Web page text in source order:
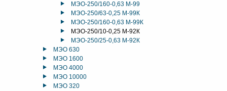
МЭО-250/160-0,63 М-99
МЭО-250/63-0,25 М-99К
МЭО-250/160-0,63 М-99К
МЭО-250/10-0,25 М-92К
МЭО-250/25-0,63 М-92К
МЭО 630
МЭО 1600
МЭО 4000
МЭО 10000
МЭО 320